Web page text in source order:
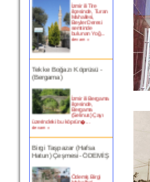
ilçesinde, Turan
Mahallesi,
Beyler Deresi
semtinde
bulunan Yoğ...
devam »
(Bergama)
ilçesinde,
Bergama
(Selinus) Çayı
üzerindeki bu köprün�...
devam »
Hatun) Çeşmesi- ÖDEMİŞ
Mahallesi